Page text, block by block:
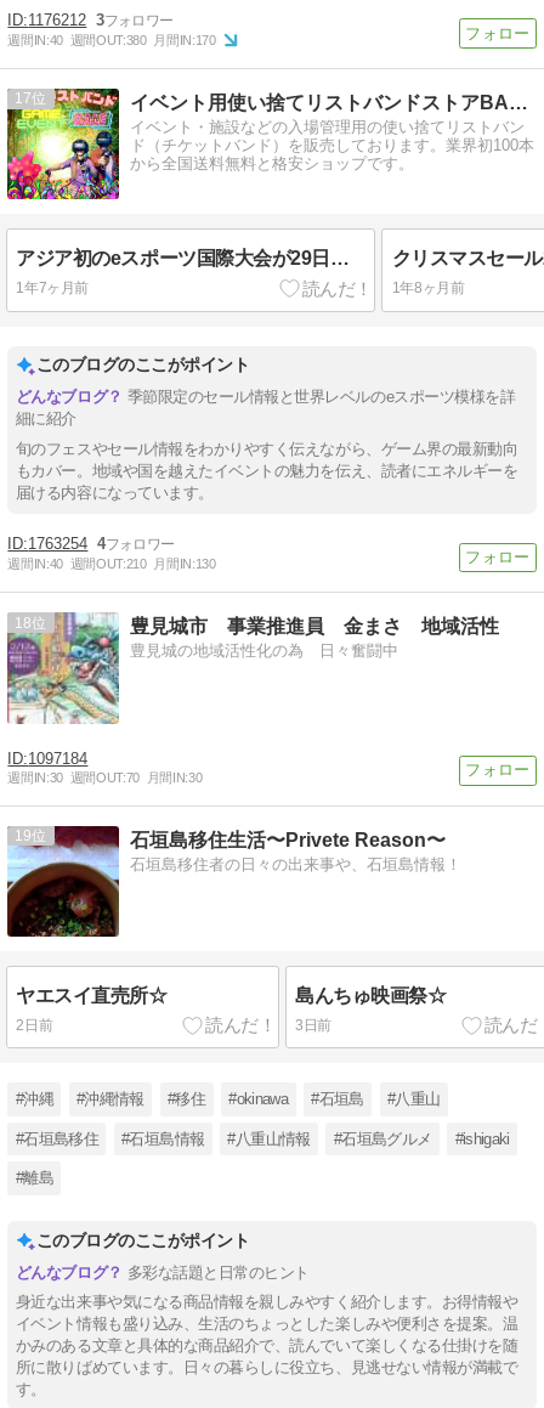
1176212 3
週間IN:40 週間OUT:380 月間IN:170
17 イベント用使い捨てリストバンドストアBANDERS
イベント・施設などの入場管理用の使い捨てリストバン
ド（チケットバンド）を販売しております。業界初100本
から全国送料無料と格安ショップです。
アジア初のeスポーツ国際大会が29日に札幌で開幕
1年7ヶ月前
クリスマスセー
1年8ヶ月前
このブログのここがポイント
季節限定のセール情報と世界レベルのeスポーツ模様を詳
細に紹介
旬のフェスやセール情報をわかりやすく伝えながら、ゲーム界の最新動向
もカバー。地域や国を越えたイベントの魅力を伝え、読者にエネルギーを
届ける内容になっています。
1763254 4
週間IN:40 週間OUT:210 月間IN:130
18 豊見城市 事業推進員 金まさ 地域活性
豊見城の地域活性化の為 日々奮闘中
1097184
週間IN:30 週間OUT:70 月間IN:30
19 石垣島移住生活〜Privete Reason〜
石垣島移住者の日々の出来事や、石垣島情報！
ヤエスイ直売所☆
2日前
島んちゅ映画祭☆
3日前
#沖縄 #沖縄情報 #移住 #okinawa #石垣島 #八重山
#石垣島移住 #石垣島情報 #八重山情報 #石垣島グルメ #ishigaki
#離島
このブログのここがポイント
多彩な話題と日常のヒント
身近な出来事や気になる商品情報を親しみやすく紹介します。お得情報や
イベント情報も盛り込み、生活のちょっとした楽しみや便利さを提案。温
かみのある文章と具体的な商品紹介で、読んでいて楽しくなる仕掛けを随
所に散りばめています。日々の暮らしに役立ち、見逃せない情報が満載で
す。